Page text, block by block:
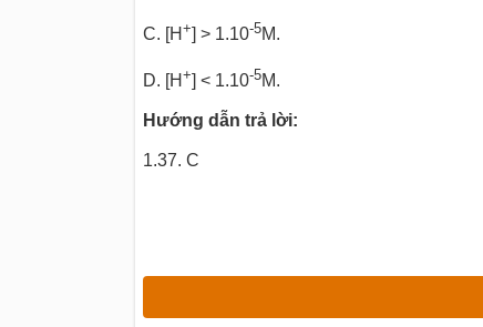
C. [H + ] > 1.10-5M.
D. [H +] < 1.10-5M.
Hướng dẫn trả lời:
1.37. C